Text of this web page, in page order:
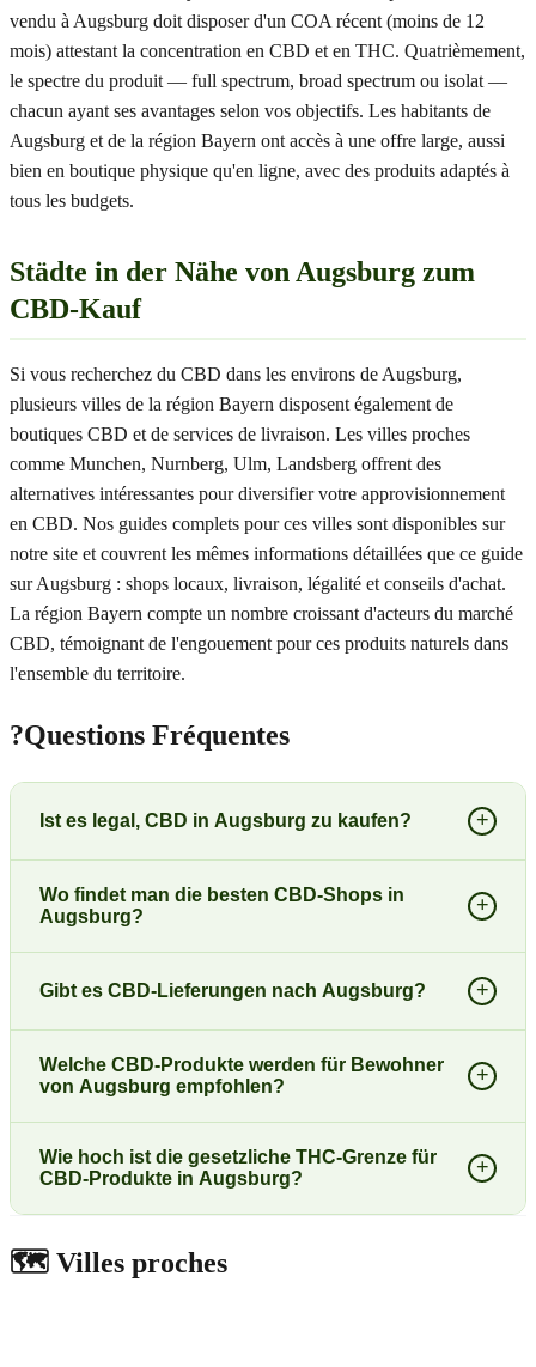
vendu à Augsburg doit disposer d'un COA récent (moins de 12
mois) attestant la concentration en CBD et en THC. Quatrièmement,
le spectre du produit — full spectrum, broad spectrum ou isolat —
chacun ayant ses avantages selon vos objectifs. Les habitants de
Augsburg et de la région Bayern ont accès à une offre large, aussi
bien en boutique physique qu'en ligne, avec des produits adaptés à
tous les budgets.
Städte in der Nähe von Augsburg zum
CBD-Kauf
Si vous recherchez du CBD dans les environs de Augsburg,
plusieurs villes de la région Bayern disposent également de
boutiques CBD et de services de livraison. Les villes proches
comme Munchen, Nurnberg, Ulm, Landsberg offrent des
alternatives intéressantes pour diversifier votre approvisionnement
en CBD. Nos guides complets pour ces villes sont disponibles sur
notre site et couvrent les mêmes informations détaillées que ce guide
sur Augsburg : shops locaux, livraison, légalité et conseils d'achat.
La région Bayern compte un nombre croissant d'acteurs du marché
CBD, témoignant de l'engouement pour ces produits naturels dans
l'ensemble du territoire.
?Questions Fréquentes
Ist es legal, CBD in Augsburg zu kaufen? +
Wo findet man die besten CBD-Shops in
Augsburg?
+
Gibt es CBD-Lieferungen nach Augsburg? +
Welche CBD-Produkte werden für Bewohner
von Augsburg empfohlen?
+
Wie hoch ist die gesetzliche THC-Grenze für
CBD-Produkte in Augsburg?
+
🗺️ Villes proches